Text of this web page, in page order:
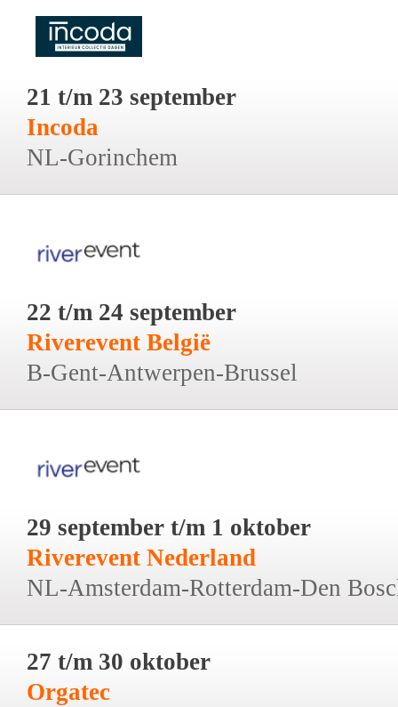
21 t/m 23 september
Incoda
NL-Gorinchem
22 t/m 24 september
Riverevent België
B-Gent-Antwerpen-Brussel
29 september t/m 1 oktober
Riverevent Nederland
NL-Amsterdam-Rotterdam-Den
27 t/m 30 oktober
Orgatec